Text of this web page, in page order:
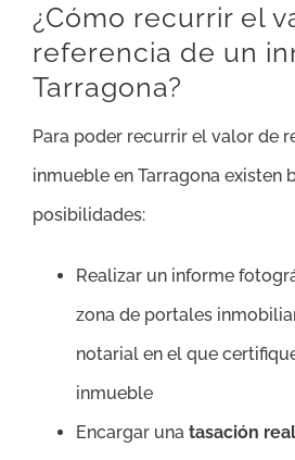
¿Cómo recurrir el
referencia de un
Tarragona?
Para poder recurrir el valor de
inmueble en Tarragona existen
posibilidades:
Realizar un informe
zona de portales
notarial en el que
inmueble
Encargar una tasación